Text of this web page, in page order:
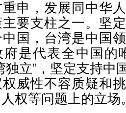
重申，发展同中华
要支柱之一。坚
国，台湾是中国
府是代表全中国的
独立”，坚定支持
威性不容质疑和
权等问题上的立场